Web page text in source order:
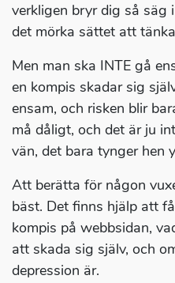
verkligen bryr dig så säg
det mörka sättet att
Men man ska INTE gå
en kompis skadar sig
ensam, och risken blir
må dåligt, och det är ju
vän, det bara tynger hen
Att berätta för någon
bäst. Det finns hjälp att
kompis på webbsidan,
att skada sig själv, och
depression är.